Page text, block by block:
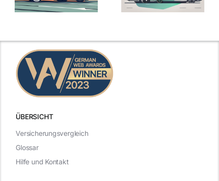
ÜBERSICHT
Versicherungsvergleich
Glossar
Hilfe und Kontakt